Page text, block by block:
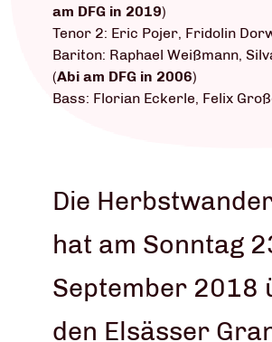
am DFG in 2019)
Tenor 2: Eric Pojer, Fridolin
Bariton: Raphael Weißmann,
(Abi am DFG in 2006)
Bass: Florian Eckerle, Felix
Die
hat am Sonntag
September 2018
den Elsässer